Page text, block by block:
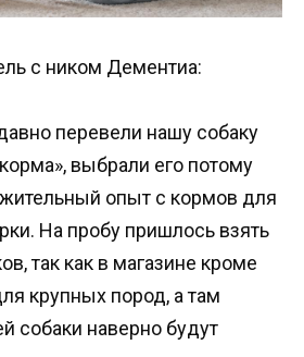
с ником Дементиа:
перевели нашу собаку
выбрали его потому
опыт с кормов для
На пробу пришлось взять
так как в магазине кроме
крупных пород, а там
собаки наверно будут